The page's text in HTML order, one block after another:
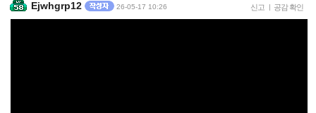
Ejwhgrp12 26-05-17 10:26 신고 공감 확인